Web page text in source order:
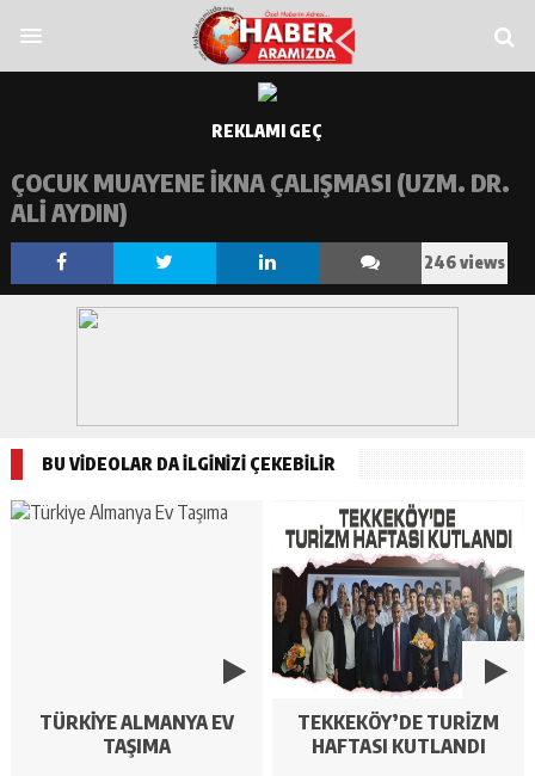
pusulabetmatbetimajbet
REKLAMI GEÇ
ÇOCUK MUAYENE İKNA ÇALIŞMASI (UZM. DR.
ALI AYDIN)
246 views
BU VİDEOLAR DA İLGİNİZİ ÇEKEBİLİR
TÜRKIYE ALMANYA EV
TAŞIMA
TEKKEKÖY’DE TURIZM
HAFTASI KUTLANDI